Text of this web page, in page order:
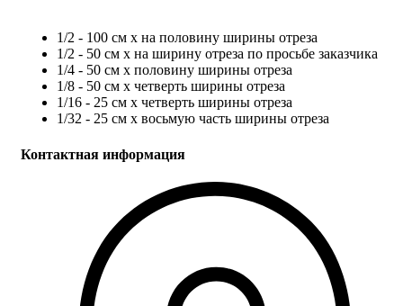
1/2 - 100 см х на половину ширины отреза
1/2 - 50 см х на ширину отреза по просьбе заказчика
1/4 - 50 см х половину ширины отреза
1/8 - 50 см х четверть ширины отреза
1/16 - 25 см х четверть ширины отреза
1/32 - 25 см х восьмую часть ширины отреза
Контактная информация